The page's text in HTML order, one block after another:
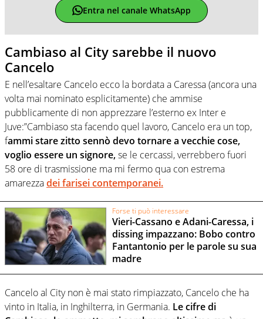
Entra nel canale WhatsApp
Cambiaso al City sarebbe il nuovo
Cancelo
E nell’esaltare Cancelo ecco la bordata a Caressa (ancora una
volta mai nominato esplicitamente) che ammise
pubblicamente di non apprezzare l’esterno ex Inter e
Juve:”Cambiaso sta facendo quel lavoro, Cancelo era un top,
fammi stare zitto sennò devo tornare a vecchie cose,
voglio essere un signore,se le cercassi, verrebbero fuori
58 ore di trasmissione ma mi fermo qua con estrema
amarezzadei farisei contemporanei.
Forse ti può interessare
Vieri-Cassano e Adani-Caressa, i
dissing impazzano: Bobo contro
Fantantonio per le parole su sua
madre
Cancelo al City non è mai stato rimpiazzato, Cancelo che ha
vinto in Italia, in Inghilterra, in Germania. Le cifre di